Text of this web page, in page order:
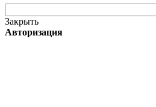
Закрыть
Авторизация